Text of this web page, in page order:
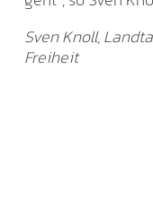
Sven Knoll,
Freiheit